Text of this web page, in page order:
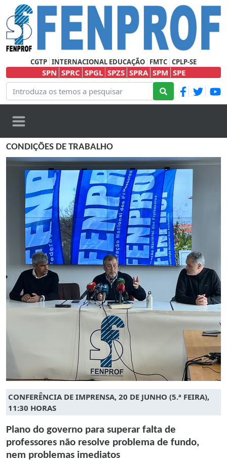
CGTP INTERNACIONAL EDUCAÇÃO FMTC CPLP-SE
SPN SPRC SPGL SPZS SPRA SPM SPE
CONDIÇÕES DE TRABALHO
CONFERÊNCIA DE IMPRENSA, 20 DE JUNHO (5.ª FEIRA),
11:30 HORAS
Plano do governo para superar falta de
professores não resolve problema de fundo,
nem problemas imediatos